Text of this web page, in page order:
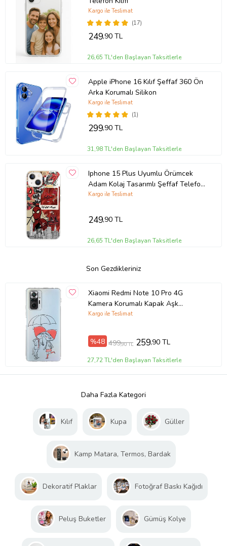
(17)
Kargo ile Teslimat
249,90 TL
26,65 TL'den Başlayan Taksitlerle
Apple iPhone 16 Kılıf Şeffaf 360 Ön
Arka Korumalı Silikon
(1)
Kargo ile Teslimat
299,90 TL
31,98 TL'den Başlayan Taksitlerle
Iphone 15 Plus Uyumlu Örümcek
Adam Kolaj Tasarımlı Şeffaf Telefon
Kılıfı
Kargo ile Teslimat
249,90 TL
26,65 TL'den Başlayan Taksitlerle
Son Gezdikleriniz
Xiaomi Redmi Note 10 Pro 4G
Kamera Korumalı Kapak Aşk
Kargo ile Teslimat
%48 499,90 TL 259,90 TL
27,72 TL'den Başlayan Taksitlerle
Daha Fazla Kategori
Kılıf Kupa Güller
Kamp Matara, Termos, Bardak
Dekoratif Plaklar Fotoğraf Baskı Kağıdı
Peluş Buketler Gümüş Kolye